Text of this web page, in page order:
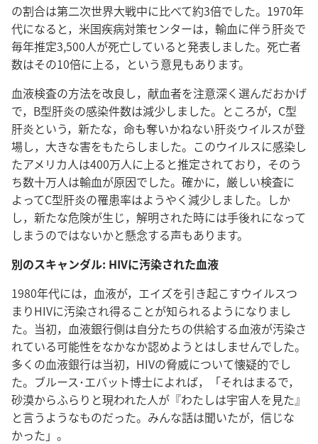
の割合は第二次世界大戦中に比べて約3倍でした。1970年
代になると，米国疾病対策センターは，輸血に伴う肝炎で
毎年推定3,500人が死亡していると発表しました。死亡者
数はその10倍に上る，という意見もあります。
血液検査の方法を改良し，献血者を注意深く選んだおかげ
で，B型肝炎の感染件数は減少しました。ところが，C型
肝炎という，新たな，命も奪いかねない肝炎ウイルスが登
場し，大きな害をもたらしました。このウイルスに感染し
たアメリカ人は400万人に上ると推定されており，そのう
ち数十万人は輸血が原因でした。確かに，厳しい検査に
よってC型肝炎の罹患率はようやく減少しました。しか
し，新たな危険が生じ，解明された時には手後れになって
しまうのではないかと懸念する声もあります。
別のスキャンダル: HIVに汚染された血液
1980年代には，血液が，エイズを引き起こすウイルスつ
まりHIVに汚染され得ることが知られるようになりまし
た。当初，血液銀行側は自分たちの供給する血液が汚染さ
れている可能性をなかなか認めようとはしませんでした。
多くの血液銀行は当初，HIVの脅威について懐疑的でし
た。ブルース･エバット博士によれば，「それはまるで，
砂漠からふらりと現われた人が『わたしは宇宙人を見た』
と言うようなものだった。みんな話は聞いたが，信じな
かった」。